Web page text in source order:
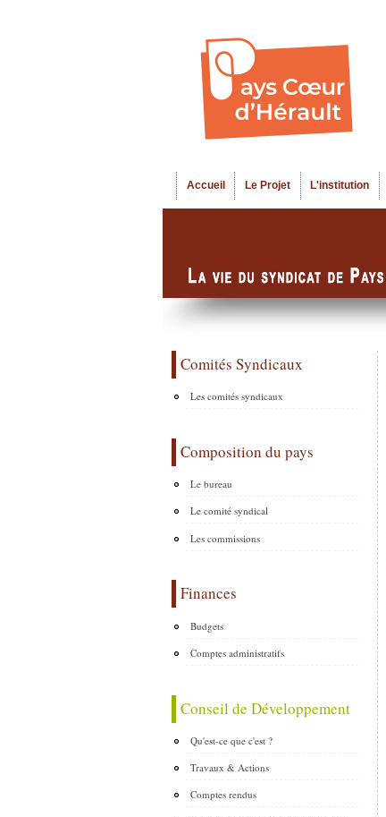
Menu principal
Accueil Le Projet L'institution
Comités Syndicaux
Les comités syndicaux
Composition du pays
Le bureau
Le comité syndical
Les commissions
Finances
Budgets
Comptes administratifs
Conseil de Développement
Qu'est-ce que c'est ?
Travaux & Actions
Comptes rendus